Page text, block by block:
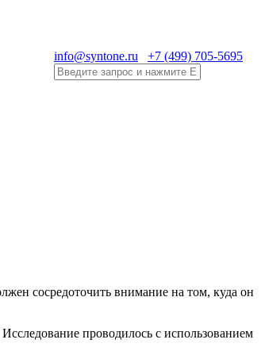
info@syntone.ru +7 (499) 705-5695
сосредоточить внимание на том, куда он
проводилось с использованием